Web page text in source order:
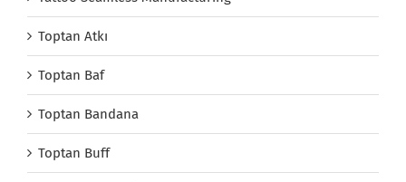
Toptan Atkı
Toptan Baf
Toptan Bandana
Toptan Buff